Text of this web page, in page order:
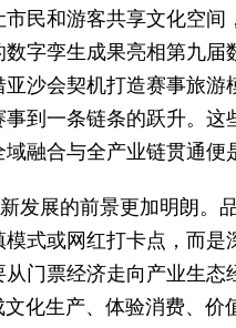
民和游客共享文化空间
字孪生成果亮相第九届
沙会契机打造赛事旅游
到一条链条的跃升。
融合与全产业链贯通便
发展的前景更加明朗。
式或网红打卡点，而是
门票经济走向产业生态
化生产、体验消费、价